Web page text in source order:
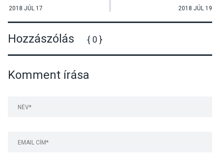
2018 JÚL 17 2018 JÚL 19
Hozzászólás { 0 }
Komment írása